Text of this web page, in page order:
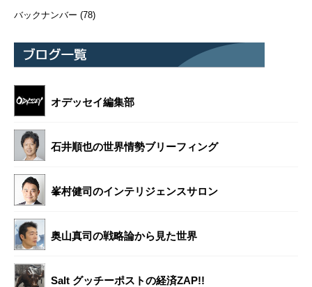
バックナンバー (78)
オデッセイ編集部
石井順也の世界情勢ブリーフィング
峯村健司のインテリジェンスサロン
奥山真司の戦略論から見た世界
Salt グッチーポストの経済ZAP!!